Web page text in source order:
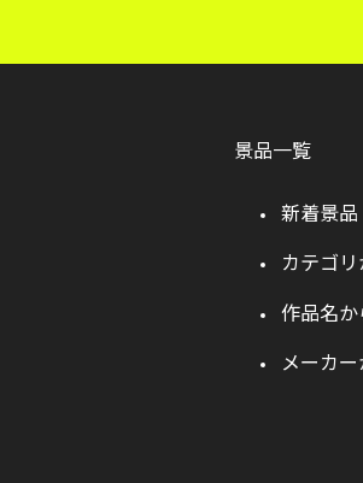
景品一覧
新着景品
カテゴ
作品名
メーカ